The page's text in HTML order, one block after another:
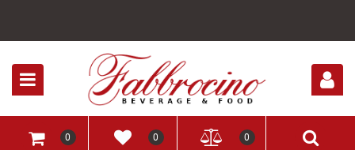
0 0 0